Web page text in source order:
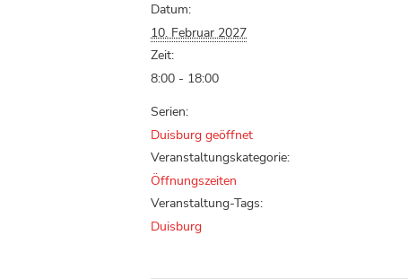
Datum:
10. Februar 2027
Zeit:
8:00 - 18:00
Serien:
Duisburg geöffnet
Veranstaltungskategorie:
Öffnungszeiten
Veranstaltung-Tags:
Duisburg